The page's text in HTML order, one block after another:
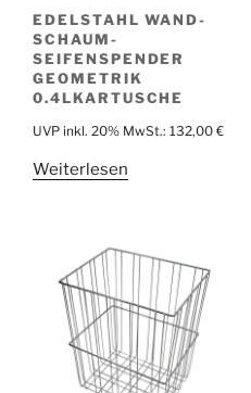
EDELSTAHL WAND-
SCHAUM-
SEIFENSPENDER
GEOMETRIK
0.4LKARTUSCHE
UVP inkl. 20% MwSt.: 132,00 €
Weiterlesen